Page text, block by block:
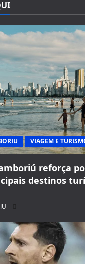
VIAGEM E
reforça
destinos